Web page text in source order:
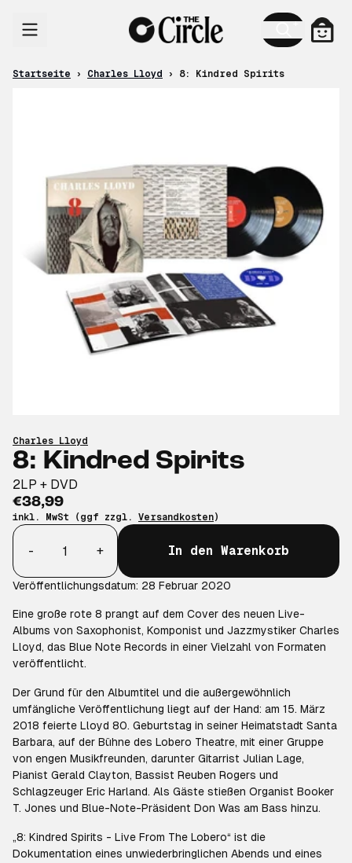
Startseite › Charles Lloyd › 8: Kindred Spirits
Charles Lloyd
8: Kindred Spirits
2LP + DVD
€38,99
inkl. MwSt (ggf zzgl. Versandkosten)
Anzahl
-
+ In den Warenkorb
Veröffentlichungsdatum: 28 Februar 2020
Eine große rote 8 prangt auf dem Cover des neuen Live-
Albums von Saxophonist, Komponist und Jazzmystiker Charles
Lloyd, das Blue Note Records in einer Vielzahl von Formaten
veröffentlicht.
Der Grund für den Albumtitel und die außergewöhnlich
umfängliche Veröffentlichung liegt auf der Hand: am 15. März
2018 feierte Lloyd 80. Geburtstag in seiner Heimatstadt Santa
Barbara, auf der Bühne des Lobero Theatre, mit einer Gruppe
von engen Musikfreunden, darunter Gitarrist Julian Lage,
Pianist Gerald Clayton, Bassist Reuben Rogers und
Schlagzeuger Eric Harland. Als Gäste stießen Organist Booker
T. Jones und Blue-Note-Präsident Don Was am Bass hinzu.
„8: Kindred Spirits - Live From The Lobero“ ist die
Dokumentation eines unwiederbringlichen Abends und eines